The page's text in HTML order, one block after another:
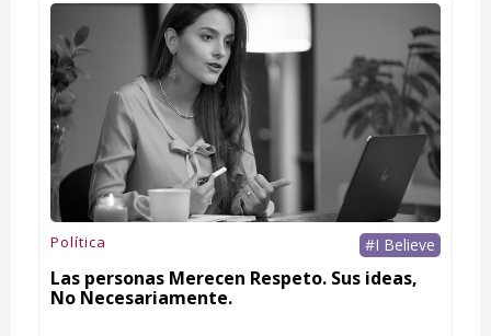
Política #I Believe
Las personas Merecen Respeto. Sus ideas,
No Necesariamente.